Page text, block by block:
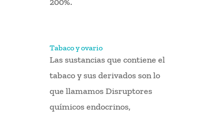
Tabaco y ovario
Las sustancias que contiene el
tabaco y sus derivados son lo
que llamamos Disruptores
químicos endocrinos,